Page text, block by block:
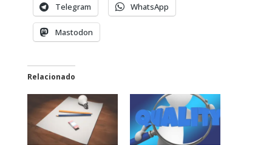
Telegram WhatsApp
Mastodon
Relacionado